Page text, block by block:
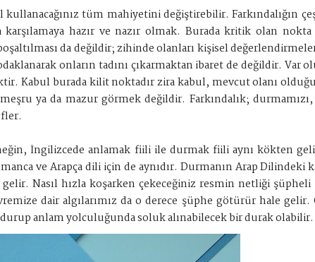
tüm mahiyetini değiştirebilir. Farkındalığın
hazır ve nazır olmak. Burada kritik olan
da değildir; zihinde olanları kişisel
onların tadını çıkarmaktan ibaret de değildir. Var
Kabul burada kilit noktadır zira kabul, mevcut olanı
ya da mazur görmek değildir. Farkındalık;
İngilizcede anlamak fiili ile durmak fiili aynı kökten
ve Arapça dili için de aynıdır. Durmanın Arap Dilindeki
Nasıl hızla koşarken çekeceğiniz resmin netliği şüpheli
dair algılarımız da o derece şüphe götürür hale
anlam yolculuğunda soluk alınabilecek bir durak olabilir.